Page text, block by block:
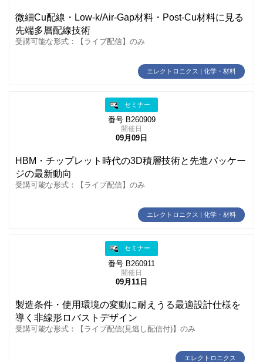
微細Cu配線・Low‑k/Air-Gap材料・Post-Cu材料に見る
先端多層配線技術
受講可能な形式：【ライブ配信】のみ
エレクトロニクス | 化学・材料
セミナー
番号 B260909
開催日
09月09日
HBM・チップレット時代の3D積層技術と先進パッケー
ジの最新動向
受講可能な形式：【ライブ配信】のみ
エレクトロニクス | 化学・材料
セミナー
番号 B260911
開催日
09月11日
製造条件・使用環境の変動に耐えうる最適設計仕様を
導く非線形ロバストデザイン
受講可能な形式：【ライブ配信(見逃し配信付)】のみ
エレクトロニクス